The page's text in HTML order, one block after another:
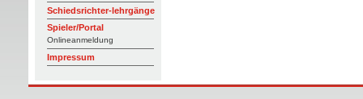
Schiedsrichter-lehrgänge
Spieler/Portal
Onlineanmeldung
Impressum